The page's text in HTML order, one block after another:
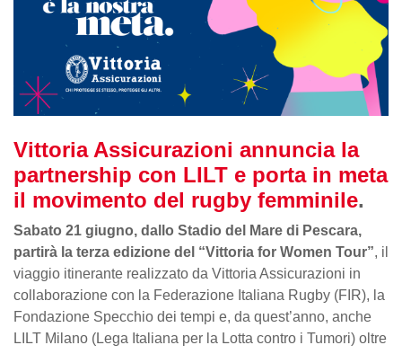
Vittoria Assicurazioni annuncia la
partnership con LILT e porta in meta
il movimento del rugby femminile.
Sabato 21 giugno, dallo Stadio del Mare di Pescara,
partirà la terza edizione del “Vittoria for Women Tour”, il
viaggio itinerante realizzato da Vittoria Assicurazioni in
collaborazione con la Federazione Italiana Rugby (FIR), la
Fondazione Specchio dei tempi e, da quest’anno, anche
LILT Milano (Lega Italiana per la Lotta contro i Tumori) oltre